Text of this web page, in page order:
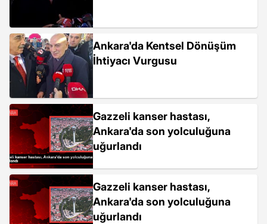
Ankara'da Kentsel Dönüşüm
İhtiyacı Vurgusu
Gazzeli kanser hastası,
Ankara'da son yolculuğuna
uğurlandı
Gazzeli kanser hastası,
Ankara'da son yolculuğuna
uğurlandı